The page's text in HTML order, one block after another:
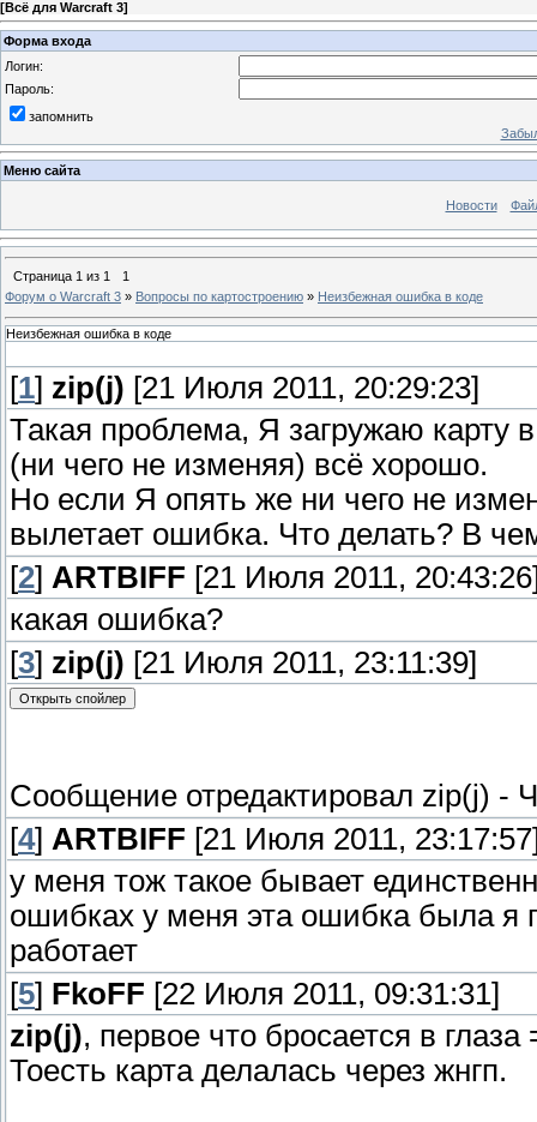
[Всё для Warcraft 3]
Форма входа
Логин:
Пароль:
запомнить
Меню сайта
Новости
Страница 1 из 1
1
Форум о Warcraft 3 » Вопросы по картостроению » Неизбежная ошибка в коде
Неизбежная ошибка в коде
[1] zip(j) [21 Июля 2011, 20:29:23]
Такая проблема, Я загружаю карту
(ни чего не изменяя) всё хорошо.
Но если Я опять же ни чего не
вылетает ошибка. Что делать? В
[2] ARTBIFF [21 Июля 2011,
какая ошибка?
[3] zip(j) [21 Июля 2011, 23:11:39]
Сообщение отредактировал zip(j) -
[4] ARTBIFF [21 Июля 2011,
у меня тож такое бывает
ошибках у меня эта ошибка была я
работает
[5] FkoFF [22 Июля 2011, 09:31:31]
zip(j), первое что бросается в
Тоесть карта делалась через жнгп.